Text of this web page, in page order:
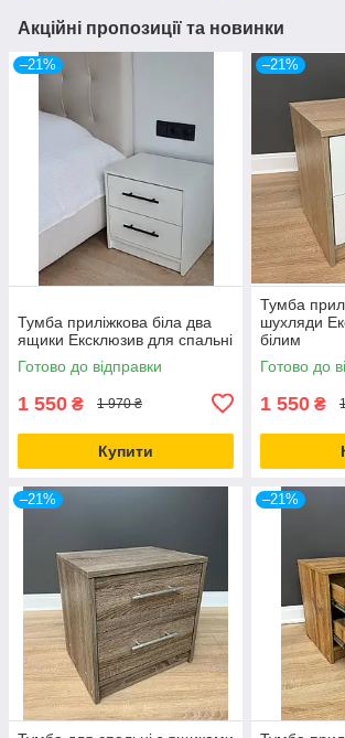
Акційні пропозиції та новинки
–21%
Тумба приліжкова біла два
ящики Ексклюзив для спальні
Готово до відправки
1 550 ₴ 1 970 ₴
Купити
–21%
Тумба
шухляди
білим
Готово до
1 550 ₴
–21% –21%